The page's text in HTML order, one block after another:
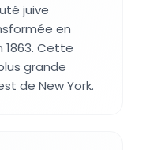
juive
en
Cette
grande
de New York.